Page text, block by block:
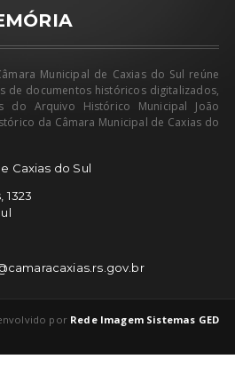
Municipal de Caxias do Sul reúne
de documentos históricos digitalizados,
do Arquivo Histórico Municipal João
da Câmara Municipal de Caxias do
Caxias do Sul
1323
por Rede Imagem Sistemas GED